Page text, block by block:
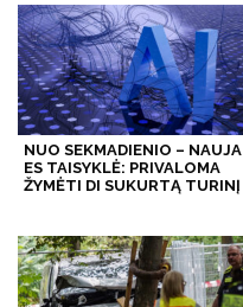
NUO SEKMADIENIO – NAUJA
ES TAISYKLĖ: PRIVALOMA
ŽYMĖTI DI SUKURTĄ TURINĮ